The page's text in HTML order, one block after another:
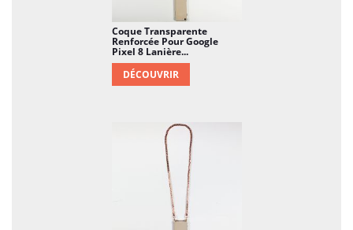
Coque Transparente
Renforcée Pour Google
Pixel 8 Lanière...
DÉCOUVRIR